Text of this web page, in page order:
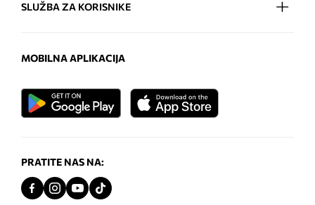
SLUŽBA ZA KORISNIKE
MOBILNA APLIKACIJA
PRATITE NAS NA: